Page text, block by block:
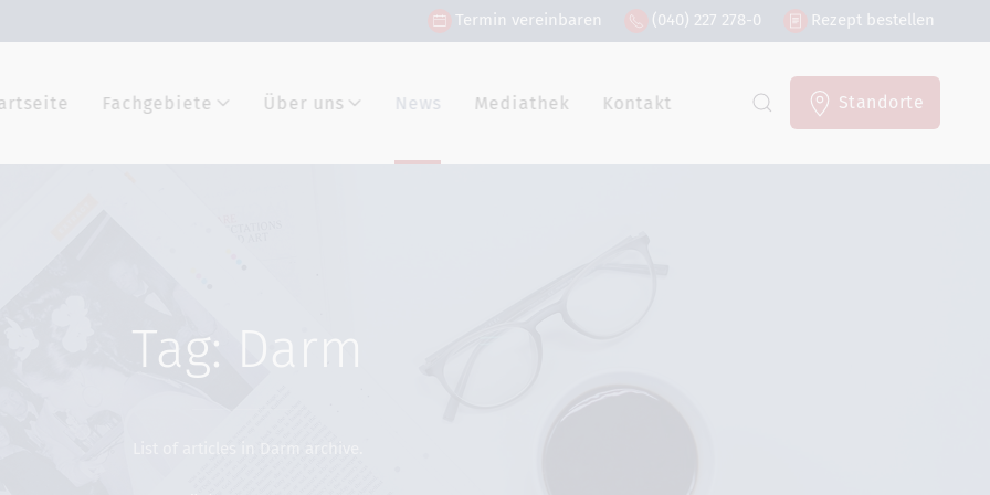
Termin vereinbaren (040) 227 278-0 Rezept bestellen
Fachgebiete Über uns News Mediathek Kontakt Standorte
Tag: Darm